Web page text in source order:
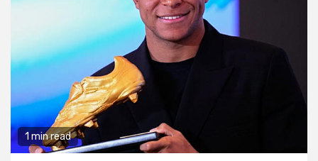
1 min read